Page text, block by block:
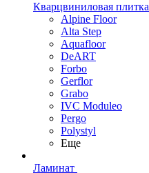
Кварцвиниловая плитка
Alpine Floor
Alta Step
Aquafloor
DeART
Forbo
Gerflor
Grabo
IVC Moduleo
Pergo
Polystyl
Еще
Ламинат